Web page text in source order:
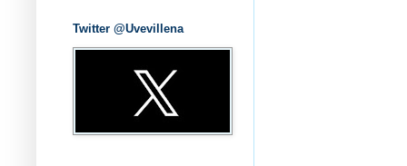
Twitter @Uvevillena